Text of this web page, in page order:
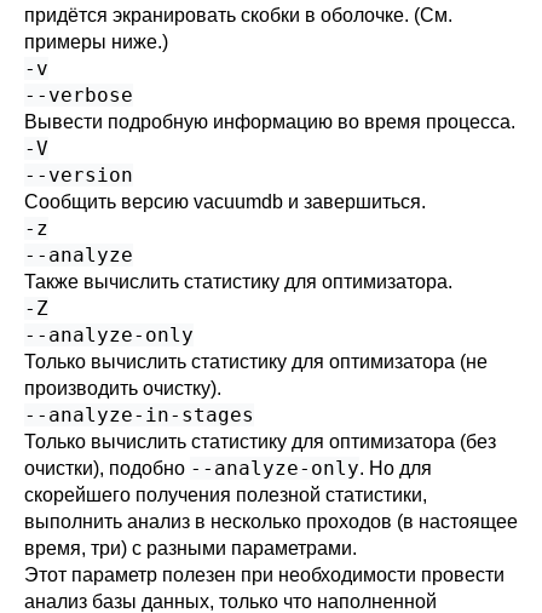
придётся экранировать скобки в оболочке. (См.
примеры ниже.)
-v
--verbose
Вывести подробную информацию во время процесса.
-V
--version
Сообщить версию vacuumdb и завершиться.
-z
--analyze
Также вычислить статистику для оптимизатора.
-Z
--analyze-only
Только вычислить статистику для оптимизатора (не
производить очистку).
--analyze-in-stages
Только вычислить статистику для оптимизатора (без
очистки), подобно --analyze-only. Но для
скорейшего получения полезной статистики,
выполнить анализ в несколько проходов (в настоящее
время, три) с разными параметрами.
Этот параметр полезен при необходимости провести
анализ базы данных, только что наполненной